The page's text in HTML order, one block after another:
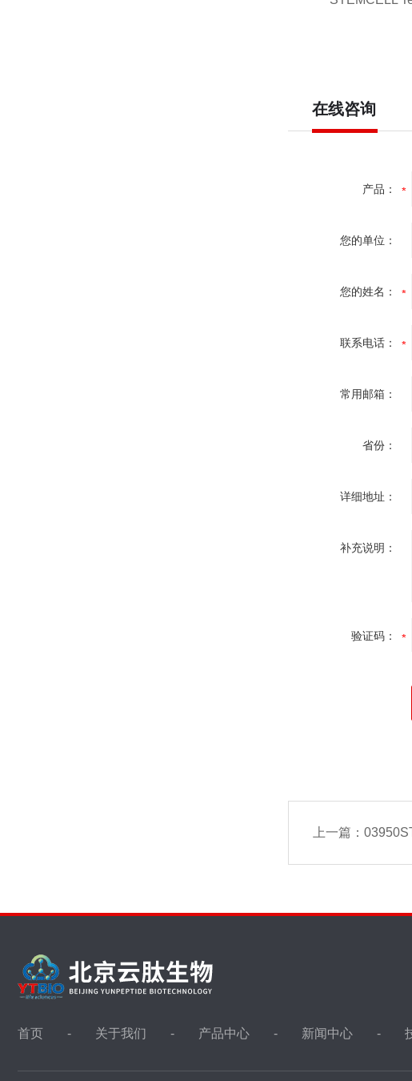
在线咨询
产品：
您的单位：
您的姓名：
联系电话：
常用邮箱：
省份：
详细地址：
补充说明：
验证码：
上一篇：
首页 关于我们 产品中心 新闻中心